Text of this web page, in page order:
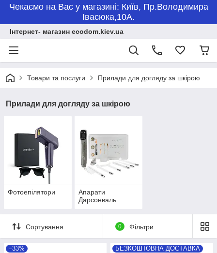
Чекаємо на Вас у магазині: Київ, Пр.Володимира
Івасюка,10А.
Інтернет- магазин ecodom.kiev.ua
Товари та послуги Прилади для догляду за шкірою
Прилади для догляду за шкірою
Фотоепілятори
Апарати
Дарсонваль
Сортування 0 Фільтри
–33% БЕЗКОШТОВНА ДОСТАВКА